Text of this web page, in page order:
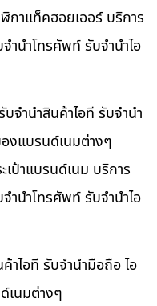
กาแท็คฮอยเออร์ บริการ
ำนำโทรศัพท์ รับจำนำไอ
จำนำสินค้าไอที รับจำนำ
งแบรนด์เนมต่างๆ
ป๋าแบรนด์เนม บริการ
ำนำโทรศัพท์ รับจำนำไอ
าไอที รับจำนำมือถือ ไอ
เนมต่างๆ